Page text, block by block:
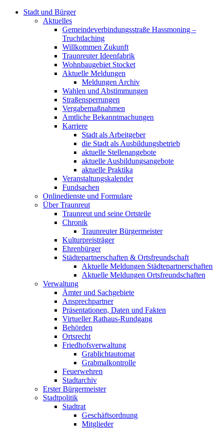
Stadt und Bürger
Aktuelles
Gemeindeverbindungsstraße Hassmoning –
Truchtlaching
Willkommen Zukunft
Traunreuter Ideenfabrik
Wohnbaugebiet Stocket
Aktuelle Meldungen
Meldungen Archiv
Wahlen und Abstimmungen
Straßensperrungen
Vergabemaßnahmen
Amtliche Bekanntmachungen
Karriere
Stadt als Arbeitgeber
die Stadt als Ausbildungsbetrieb
aktuelle Stellenangebote
aktuelle Ausbildungsangebote
aktuelle Praktika
Veranstaltungskalender
Fundsachen
Onlinedienste und Formulare
Über Traunreut
Traunreut und seine Ortsteile
Chronik
Traunreuter Bürgermeister
Kulturpreisträger
Ehrenbürger
Städtepartnerschaften & Ortsfreundschaft
Aktuelle Meldungen Städtepartnerschaften
Aktuelle Meldungen Ortsfreundschaften
Verwaltung
Ämter und Sachgebiete
Ansprechpartner
Präsentationen, Daten und Fakten
Virtueller Rathaus-Rundgang
Behörden
Ortsrecht
Friedhofsverwaltung
Grablichtautomat
Grabmalkontrolle
Feuerwehren
Stadtarchiv
Erster Bürgermeister
Stadtpolitik
Stadtrat
Geschäftsordnung
Mitglieder